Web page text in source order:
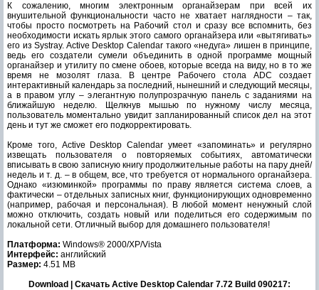
К сожалению, многим электронным органайзерам при всей их
внушительной функциональности часто не хватает наглядности – так,
чтобы просто посмотреть на Рабочий стол и сразу все вспомнить, без
необходимости искать ярлык этого самого органайзера или «вытягивать»
его из Systray. Active Desktop Calendar такого «недуга» лишен в принципе,
ведь его создатели сумели объединить в одной программе мощный
органайзер и утилиту по смене обоев, которые всегда на виду, но в то же
время не мозолят глаза. В центре Рабочего стола ADC создает
интерактивный календарь за последний, нынешний и следующий месяцы,
а в правом углу – элегантную полупрозрачную панель с заданиями на
ближайшую неделю. Щелкнув мышью по нужному числу месяца,
пользователь моментально увидит запланированный список дел на этот
день и тут же сможет его подкорректировать.
Кроме того, Active Desktop Calendar умеет «запоминать» и регулярно
извещать пользователя о повторяемых событиях, автоматически
вписывать в свою записную книгу продолжительные работы на пару дней/
недель и т. д. – в общем, все, что требуется от нормального органайзера.
Однако «изюминкой» программы по праву является система слоев, а
фактически – отдельных записных книг, функционирующих одновременно
(например, рабочая и персональная). В любой момент ненужный слой
можно отключить, создать новый или поделиться его содержимым по
локальной сети. Отличный выбор для домашнего пользователя!
Платформа: Windows® 2000/XP/Vista
Интерфейс: английский
Размер: 4.51 MB
Download | Скачать Active Desktop Calendar 7.72 Build 090217: